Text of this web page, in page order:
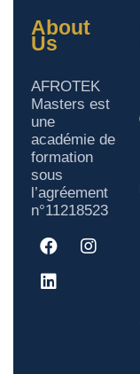
About
Us
AFROTEK
Masters est
une
académie de
formation
sous
l’agréement
n°11218523